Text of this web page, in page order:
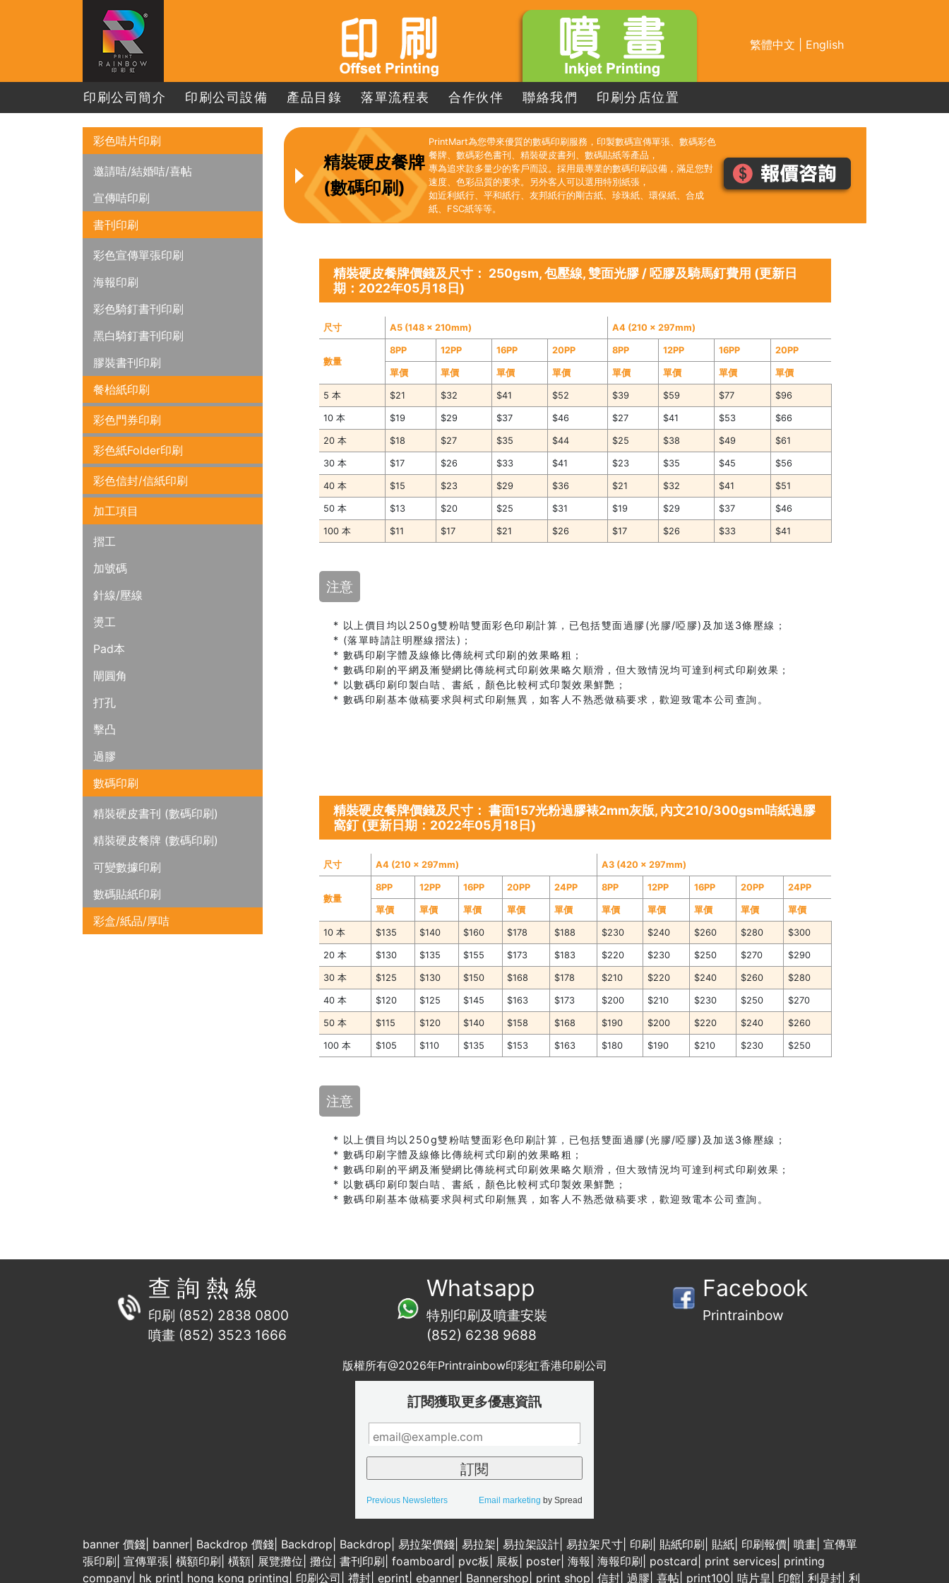
繁體中文 English
印刷公司簡介 印刷公司設備 產品目錄 落單流程表 合作伙伴 聯絡我們 印刷分店位置
彩色咭片印刷
邀請咭/結婚咭/喜帖
宣傳咭印刷
書刊印刷
彩色宣傳單張印刷
海報印刷
彩色騎釘書刊印刷
黑白騎釘書刊印刷
膠裝書刊印刷
餐枱紙印刷
彩色門券印刷
彩色紙Folder印刷
彩色信封/信紙印刷
加工項目
摺工
加號碼
針線/壓線
燙工
Pad本
閘圓角
打孔
擊凸
過膠
數碼印刷
精裝硬皮書刊 (數碼印刷)
精裝硬皮餐牌 (數碼印刷)
可變數據印刷
數碼貼紙印刷
彩盒/紙品/厚咭
精裝硬皮餐牌
(數碼印刷)
PrintMart為您帶來優質的數碼印刷服務，印製數碼宣傳單張、數碼彩色
餐牌、數碼彩色書刊、精裝硬皮書列、數碼貼紙等產品，
專為追求款多量少的客戶而設。採用最專業的數碼印刷設備，滿足您對
速度、色彩品質的要求。另外客人可以選用特別紙張，
如近利紙行、平和紙行、友邦紙行的剛古紙、珍珠紙、環保紙、合成
紙、FSC紙等等。
精裝硬皮餐牌價錢及尺寸： 250gsm, 包壓線, 雙面光膠 / 啞膠及騎馬釘費用 (更新日
期：2022年05月18日)
尺寸 A5 (148 x 210mm) A4 (210 x 297mm)
數量
8PP 12PP 16PP 20PP 8PP 12PP 16PP 20PP
單價 單價 單價 單價 單價 單價 單價 單價
5 本 $21 $32 $41 $52 $39 $59 $77 $96
10 本 $19 $29 $37 $46 $27 $41 $53 $66
20 本 $18 $27 $35 $44 $25 $38 $49 $61
30 本 $17 $26 $33 $41 $23 $35 $45 $56
40 本 $15 $23 $29 $36 $21 $32 $41 $51
50 本 $13 $20 $25 $31 $19 $29 $37 $46
100 本 $11 $17 $21 $26 $17 $26 $33 $41
注意
* 以上價目均以250g雙粉咭雙面彩色印刷計算，已包括雙面過膠(光膠/啞膠)及加送3條壓線；
* (落單時請註明壓線摺法)；
* 數碼印刷字體及線條比傳統柯式印刷的效果略粗；
* 數碼印刷的平網及漸變網比傳統柯式印刷效果略欠順滑，但大致情況均可達到柯式印刷效果；
* 以數碼印刷印製白咭、書紙，顏色比較柯式印製效果鮮艷；
* 數碼印刷基本做稿要求與柯式印刷無異，如客人不熟悉做稿要求，歡迎致電本公司查詢。
精裝硬皮餐牌價錢及尺寸： 書面157光粉過膠裱2mm灰版, 內文210/300gsm咭紙過膠
窩釘 (更新日期：2022年05月18日)
尺寸 A4 (210 x 297mm) A3 (420 x 297mm)
數量
8PP 12PP 16PP 20PP 24PP 8PP 12PP 16PP 20PP 24PP
單價 單價 單價 單價 單價 單價 單價 單價 單價 單價
10 本 $135 $140 $160 $178 $188 $230 $240 $260 $280 $300
20 本 $130 $135 $155 $173 $183 $220 $230 $250 $270 $290
30 本 $125 $130 $150 $168 $178 $210 $220 $240 $260 $280
40 本 $120 $125 $145 $163 $173 $200 $210 $230 $250 $270
50 本 $115 $120 $140 $158 $168 $190 $200 $220 $240 $260
100 本 $105 $110 $135 $153 $163 $180 $190 $210 $230 $250
注意
* 以上價目均以250g雙粉咭雙面彩色印刷計算，已包括雙面過膠(光膠/啞膠)及加送3條壓線；
* 數碼印刷字體及線條比傳統柯式印刷的效果略粗；
* 數碼印刷的平網及漸變網比傳統柯式印刷效果略欠順滑，但大致情況均可達到柯式印刷效果；
* 以數碼印刷印製白咭、書紙，顏色比較柯式印製效果鮮艷；
* 數碼印刷基本做稿要求與柯式印刷無異，如客人不熟悉做稿要求，歡迎致電本公司查詢。
查 詢 熱 線
印刷 (852) 2838 0800
噴畫 (852) 3523 1666
Whatsapp
特別印刷及噴畫安裝
(852) 6238 9688
Facebook
Printrainbow
版權所有@2026年Printrainbow印彩虹香港印刷公司
訂閱獲取更多優惠資訊
Previous Newsletters Email marketing by Spread
banner 價錢 banner Backdrop 價錢 Backdrop Backdrop 易拉架價錢 易拉架 易拉架設計 易拉架尺寸 印刷 貼紙印刷 貼紙 印刷報價 噴畫 宣傳單
張印刷 宣傳單張 橫額印刷 橫額 展覽攤位 攤位 書刊印刷 foamboard pvc板 展板 poster 海報 海報印刷 postcard print services printing
company hk print hong kong printing 印刷公司 禮封 eprint ebanner Bannershop print shop 信封 過膠 喜帖 print100 咭片皇 印館 利是封 利